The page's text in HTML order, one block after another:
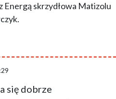
Energą skrzydłowa Matizolu
się dobrze